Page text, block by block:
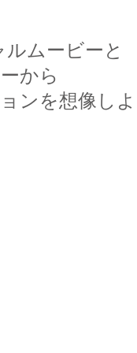
ムービーと
から
ンを想像し